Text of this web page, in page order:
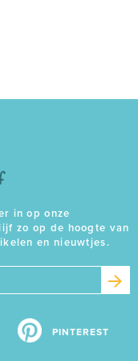
in op onze
zo op de hoogte van
en nieuwtjes.
PINTEREST